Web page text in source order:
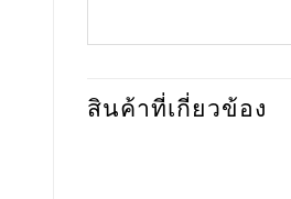
สินค้าที่เกี่ยวข้อง